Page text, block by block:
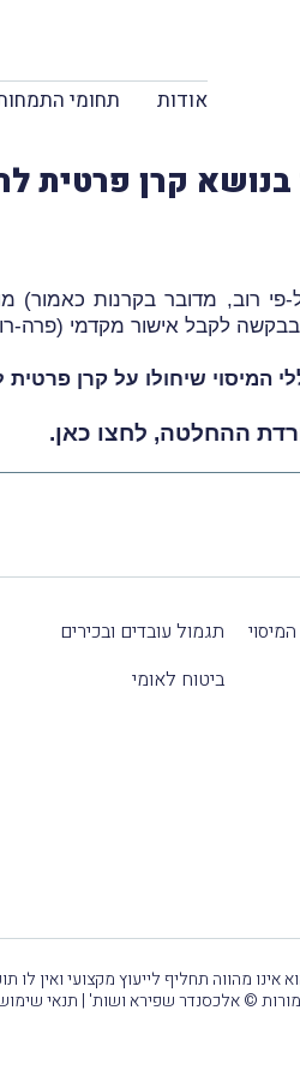
אודות תחומי
פי רוב, מדובר בקרנות
לקבל אישור מקדמי (פרה-
המיסוי שיחולו על קרן
ההחלטה, לחצו כאן.
תגמול עובדים ובכירים
ביטוח לאומי
אינו מהווה תחליף לייעוץ מקצועי ואין לו
© אלכסנדר שפירא ושות' | תנאי